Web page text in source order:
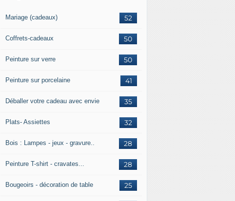
52
Mariage (cadeaux)
50
Coffrets-cadeaux
50
Peinture sur verre
41
Peinture sur porcelaine
35
Déballer votre cadeau avec envie
32
Plats- Assiettes
28
Bois : Lampes - jeux - gravure..
28
Peinture T-shirt - cravates...
25
Bougeoirs - décoration de table